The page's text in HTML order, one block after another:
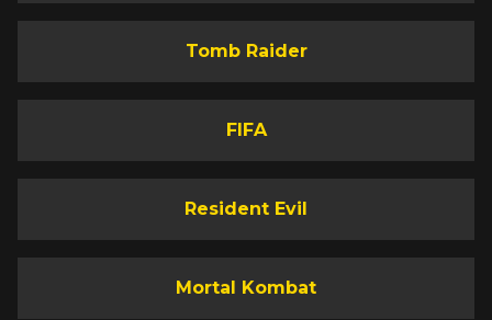
Tomb Raider
FIFA
Resident Evil
Mortal Kombat